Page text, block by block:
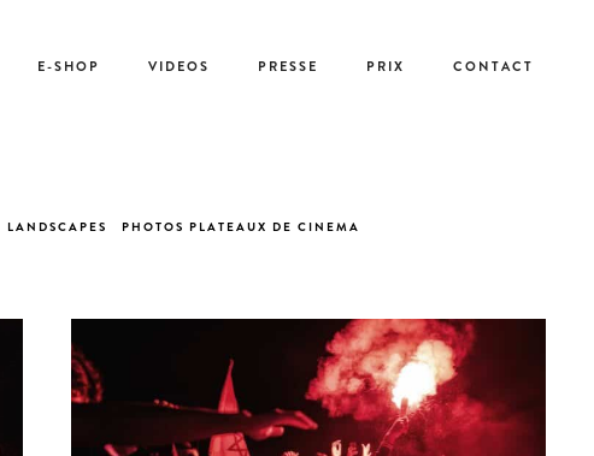
E-SHOP VIDEOS PRESSE PRIX CONTACT
LANDSCAPES PHOTOS PLATEAUX DE CINEMA